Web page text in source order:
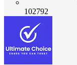
102792